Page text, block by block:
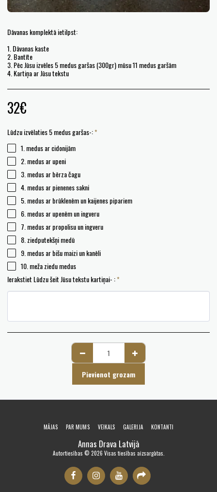
Dāvanas komplektā ietilpst:
1. Dāvanas kaste
2. Bantīte
3. Pēc Jūsu izvēles 5 medus garšas (300gr) mūsu 11 medus garšām
4. Kartiņa ar Jūsu tekstu
32€
Lūdzu izvēlaties 5 medus garšas-:*
1. medus ar cidonijām
2. medus ar upeni
3. medus ar bērza čagu
4. medus ar pienenes sakni
5. medus ar brūklenēm un kaijenes pipariem
6. medus ar upenēm un ingveru
7. medus ar propolisu un ingveru
8. ziedputekšņi medū
9. medus ar bišu maizi un kanēli
10. meža ziedu medus
Ierakstiet Lūdzu šeit Jūsu tekstu kartiņai- :*
Pievienot grozam
Annas Drava Latvijā
Autortiesības © 2026 Visas tiesības aizsargātas.
MĀJAS PAR MUMS VEIKALS GALERIJA KONTANTI